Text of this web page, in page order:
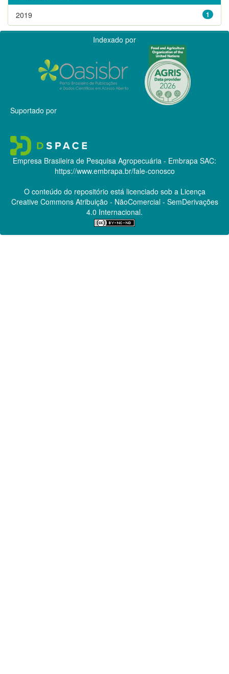
1
2019
Indexado por
Suportado por
Empresa Brasileira de Pesquisa Agropecuária - Embrapa SAC:
https://www.embrapa.br/fale-conosco
O conteúdo do repositório está licenciado sob a Licença
Creative CommonsAtribuição - NãoComercial - SemDerivações
4.0 Internacional.